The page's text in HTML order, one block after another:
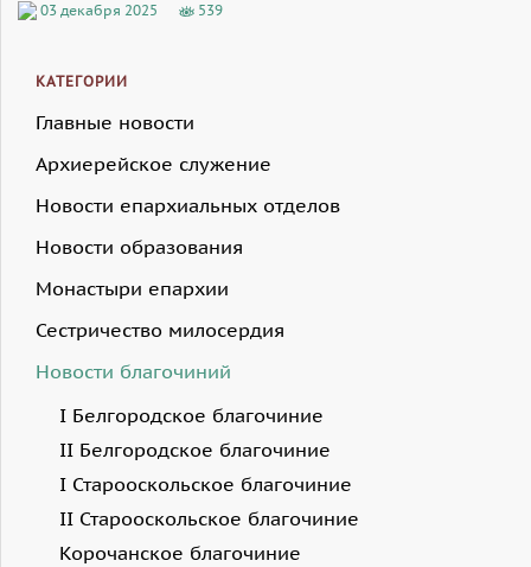
03 декабря 2025 539
КАТЕГОРИИ
Главные новости
Архиерейское служение
Новости епархиальных отделов
Новости образования
Монастыри епархии
Сестричество милосердия
Новости благочиний
I Белгородское благочиние
II Белгородское благочиние
I Старооскольское благочиние
II Старооскольское благочиние
Корочанское благочиние